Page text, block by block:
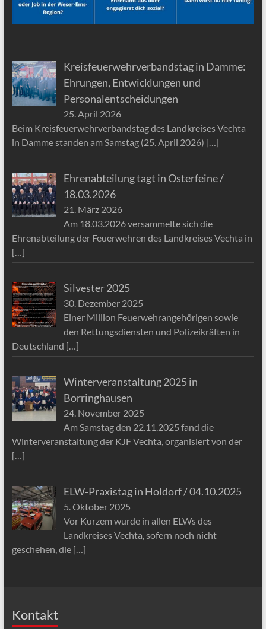
Kreisfeuerwehrverbandstag in Damme:
Ehrungen, Entwicklungen und
Personalentscheidungen
25. April 2026
Beim Kreisfeuerwehrverbandstag des Landkreises Vechta
in Damme standen am Samstag (25. April 2026) […]
Ehrenabteilung tagt in Osterfeine /
18.03.2026
21. März 2026
Am 18.03.2026 versammelte sich die
Ehrenabteilung der Feuerwehren des Landkreises Vechta in
[…]
Silvester 2025
30. Dezember 2025
Einer Million Feuerwehrangehörigen sowie
den Rettungsdiensten und Polizeikräften in
Deutschland […]
Winterveranstaltung 2025 in
Borringhausen
24. November 2025
Am Samstag den 22.11.2025 fand die
Winterveranstaltung der KJF Vechta, organisiert von der
[…]
ELW-Praxistag in Holdorf / 04.10.2025
5. Oktober 2025
Vor Kurzem wurde in allen ELWs des
Landkreises Vechta, sofern noch nicht
geschehen, die […]
Kontakt